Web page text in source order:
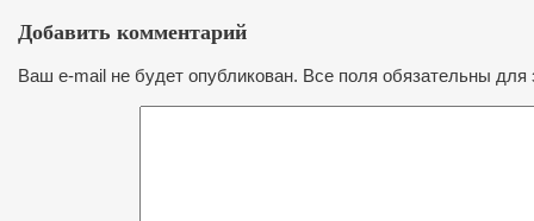
Добавить комментарий
Ваш e-mail не будет опубликован. Все поля обязательны для